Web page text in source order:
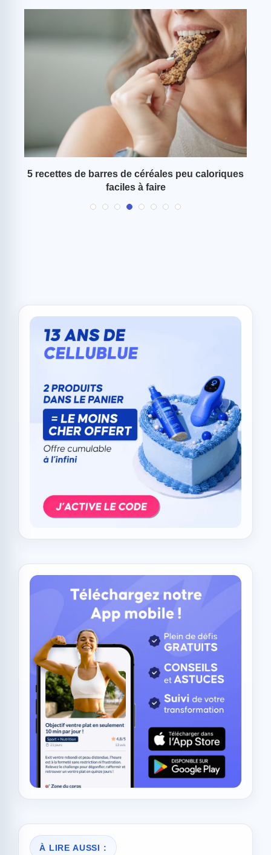
5 recettes de barres de céréales peu caloriques
faciles à faire
À LIRE AUSSI :